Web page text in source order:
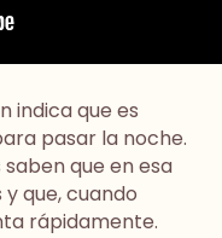
indica que es
pasar la noche.
que en esa
que, cuando
rápidamente.